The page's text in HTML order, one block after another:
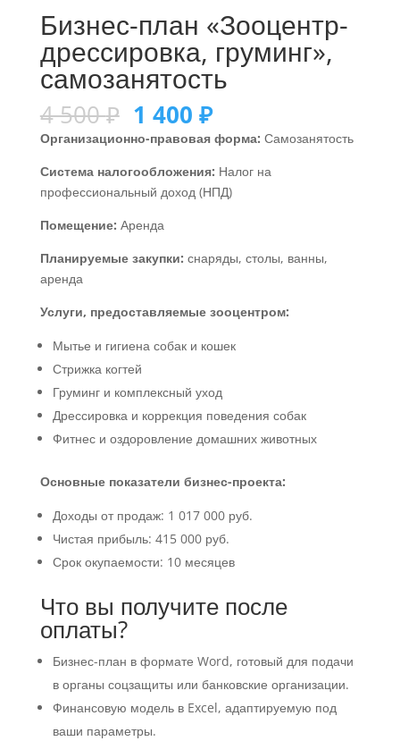
Бизнес-план «Зооцентр-
дрессировка, груминг»,
самозанятость
4 500₽ 1 400 ₽
Организационно-правовая форма: Самозанятость
Система налогообложения: Налог на
профессиональный доход (НПД)
Помещение: Аренда
Планируемые закупки: снаряды, столы, ванны,
аренда
Услуги, предоставляемые зооцентром:
Мытье и гигиена собак и кошек
Стрижка когтей
Груминг и комплексный уход
Дрессировка и коррекция поведения собак
Фитнес и оздоровление домашних животных
Основные показатели бизнес-проекта:
Доходы от продаж: 1 017 000 руб.
Чистая прибыль: 415 000 руб.
Срок окупаемости: 10 месяцев
Что вы получите после
оплаты?
Бизнес-план в формате Word, готовый для подачи
в органы соцзащиты или банковские организации.
Финансовую модель в Excel, адаптируемую под
ваши параметры.